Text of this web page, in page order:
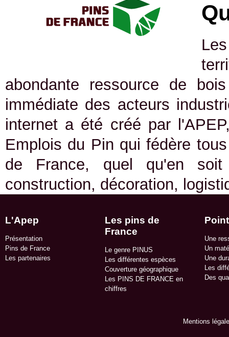
abondante ressource de
immédiate des acteurs
internet a été créé par
Emplois du Pin qui fédère
de France, quel qu'en soit
construction, décoration,
L'Apep
Présentation
Pins de France
Les partenaires
Les pins de
France
Le genre PINUS
Les différentes espèces
Couverture géographique
Les PINS DE FRANCE en
chiffres
Une
Un
Une
Les
Des
Mentions